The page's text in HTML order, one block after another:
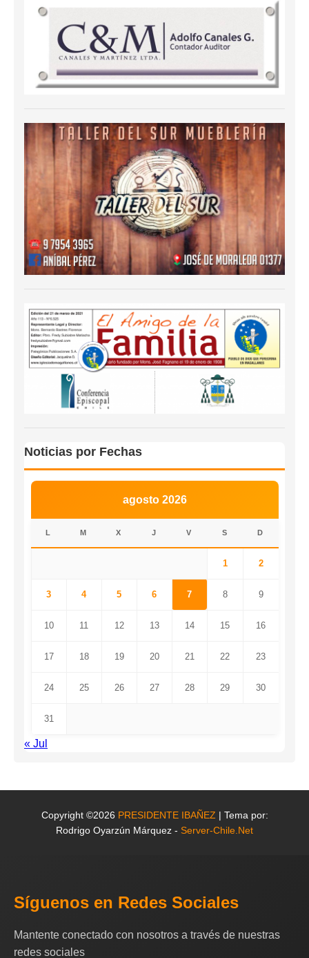
Noticias por Fechas
agosto 2026
L M X J V S D
1 2
3 4 5 6 7 8 9
10 11 12 13 14 15 16
17 18 19 20 21 22 23
24 25 26 27 28 29 30
31
« Jul
Copyright ©2026 PRESIDENTE IBAÑEZ | Tema por:
Rodrigo Oyarzún Márquez - Server-Chile.Net
Síguenos en Redes Sociales
Mantente conectado con nosotros a través de nuestras
redes sociales